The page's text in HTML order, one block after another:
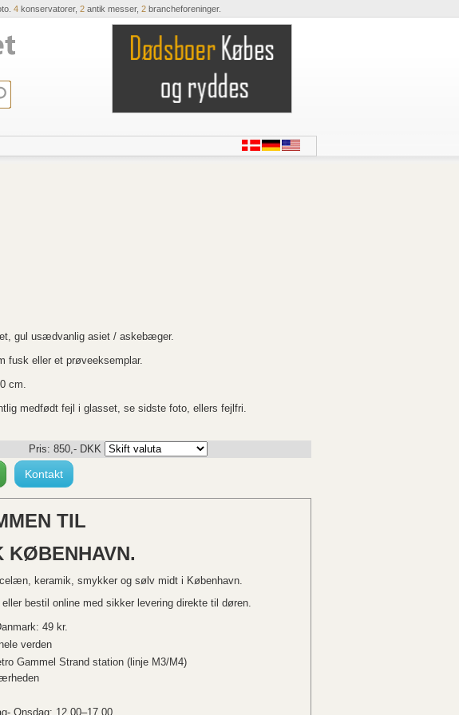
4 konservatorer, 2 antik messer, 2 brancheforeninger.
gul usædvanlig asiet / askebæger.
fusk eller et prøveeksemplar.
cm.
medfødt fejl i glasset, se sidste foto, ellers fejlfri.
Pris: 850,- DKK
Kontakt
TIL
KØBENHAVN.
keramik, smykker og sølv midt i København.
bestil online med sikker levering direkte til døren.
49 kr.
verden
Gammel Strand station (linje M3/M4)
Onsdag: 12.00–17.00